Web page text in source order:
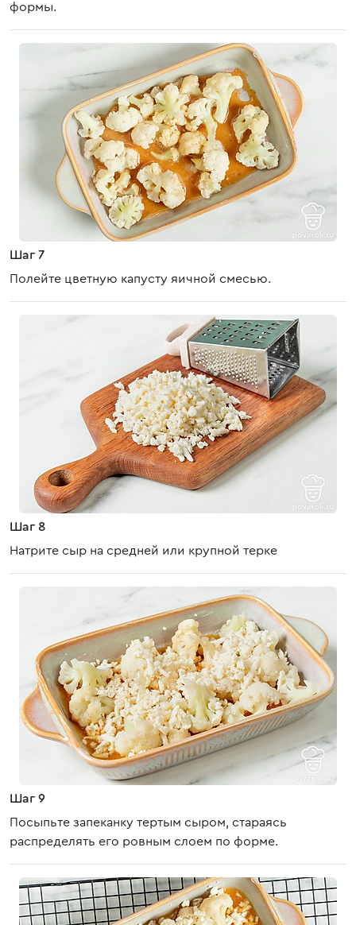
формы.
Шаг 7
Полейте цветную капусту яичной смесью.
Шаг 8
Натрите сыр на средней или крупной терке
Шаг 9
Посыпьте запеканку тертым сыром, стараясь
распределять его ровным слоем по форме.